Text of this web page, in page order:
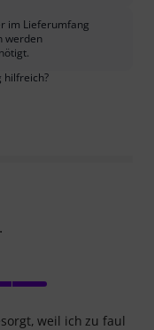
im Lieferumfang
werden
hilfreich?
dieseSie diese
weil ich zu faul